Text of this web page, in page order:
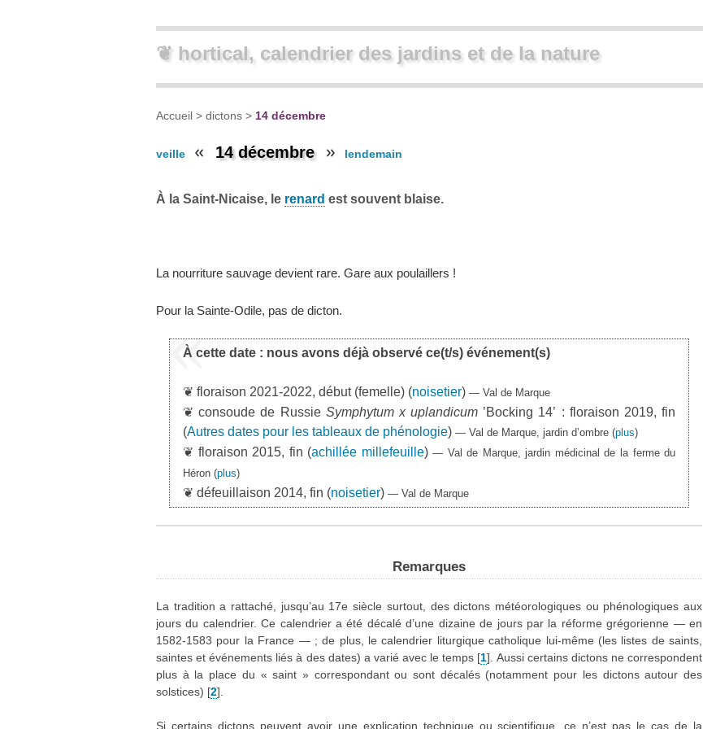
❦ hortical, calendrier des jardins et de la nature
Accueil > dictons > 14 décembre
veille 14 décembre lendemain
À la Saint-Nicaise, le renard est souvent blaise.
La nourriture sauvage devient rare. Gare aux poulaillers !
Pour la Sainte-Odile, pas de dicton.
À cette date : nous avons déjà observé ce(t/s) événement(s)
❦ floraison 2021-2022, début (femelle) (noisetier) — Val de Marque
❦ consoude de Russie Symphytum x uplandicum ’Bocking 14’ : floraison 2019, fin
(Autres dates pour les tableaux de phénologie) — Val de Marque, jardin d’ombre (plus)
❦ floraison 2015, fin (achillée millefeuille)— Val de Marque, jardin médicinal de la ferme du
Héron (plus)
❦ défeuillaison 2014, fin (noisetier) — Val de Marque
Remarques
La tradition a rattaché, jusqu’au 17e siècle surtout, des dictons météorologiques ou phénologiques aux
jours du calendrier. Ce calendrier a été décalé d’une dizaine de jours par la réforme grégorienne — en
1582-1583 pour la France — ; de plus, le calendrier liturgique catholique lui-même (les listes de saints,
saintes et événements liés à des dates) a varié avec le temps [1] . Aussi certains dictons ne correspondent
plus à la place du « saint » correspondant ou sont décalés (notamment pour les dictons autour des
solstices) [2]
Si certains dictons peuvent avoir une explication technique ou scientifique, ce n’est pas le cas de la